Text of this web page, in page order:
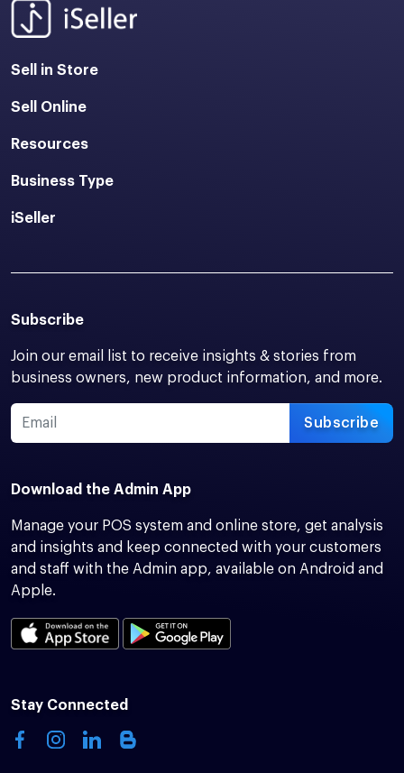
Sell in Store
Sell Online
Resources
Business Type
iSeller
Subscribe
Join our email list to receive insights & stories from
business owners, new product information, and more.
Subscribe
Download the Admin App
Manage your POS system and online store, get analysis
and insights and keep connected with your customers
and staff with the Admin app, available on Android and
Apple.
Stay Connected